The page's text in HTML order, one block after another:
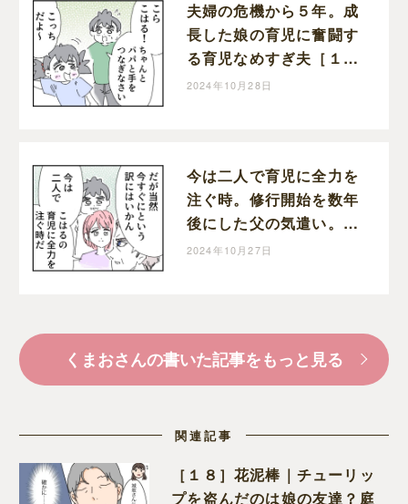
夫婦の危機から５年。成
長した娘の育児に奮闘す
る育児なめすぎ夫［１９
９］｜くまおのマンガ堂
2024年10月28日
今は二人で育児に全力を
注ぐ時。修行開始を数年
後にした父の気遣い。育
児なめすぎ夫［１９８］
2024年10月27日
くまおさんの書いた記事をもっと見る
関連記事
［１８］花泥棒｜チューリッ
プを盗んだのは娘の友達？庭